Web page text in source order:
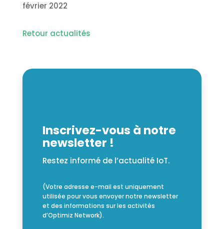
février 2022
Retour actualités
Inscrivez-vous à notre
newsletter !
Restez informé de l’actualité IoT.
(Votre adresse e-mail est uniquement
utilisée pour vous envoyer notre newsletter
et des informations sur les activités
d’Optimiz Network).